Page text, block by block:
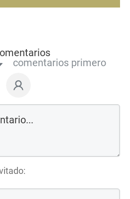
comentarios primero